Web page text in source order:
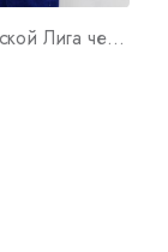
Халат мужской Лига чемпионов С Арт. 8829